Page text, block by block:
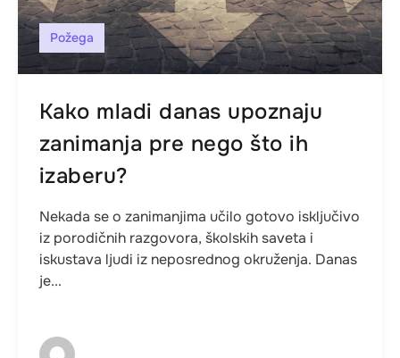
Požega
Kako mladi danas upoznaju
zanimanja pre nego što ih
izaberu?
Nekada se o zanimanjima učilo gotovo isključivo
iz porodičnih razgovora, školskih saveta i
iskustava ljudi iz neposrednog okruženja. Danas
je...